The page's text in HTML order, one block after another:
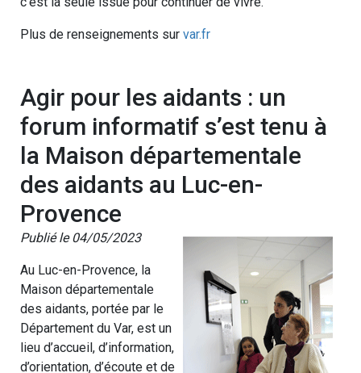
Plus de renseignements sur var.fr
Agir pour les aidants : un
forum informatif s’est tenu à
la Maison départementale
des aidants au Luc-en-
Provence
Publié le 04/05/2023
Au Luc-en-Provence, la
Maison départementale
des aidants, portée par le
Département du Var, est un
lieu d’accueil, d’information,
d’orientation, d’écoute et de